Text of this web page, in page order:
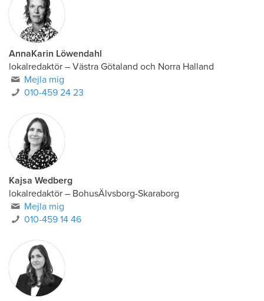
AnnaKarin Löwendahl
lokalredaktör – Västra Götaland och Norra Halland
Mejla mig
010-459 24 23
Kajsa Wedberg
lokalredaktör – BohusÄlvsborg-Skaraborg
Mejla mig
010-459 14 46